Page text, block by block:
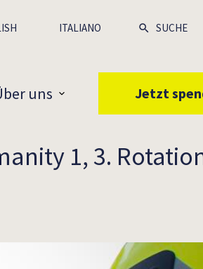
ITALIANO
uns Jetzt
1, 3.